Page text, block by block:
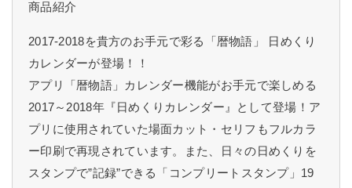
商品紹介
2017-2018を貴方のお手元で彩る「暦物語」 日めくり
カレンダーが登場！！
アプリ「暦物語」カレンダー機能がお手元で楽しめる
2017～2018年『日めくりカレンダー』として登場！ア
プリに使用されていた場面カット・セリフもフルカラ
ー印刷で再現されています。また、日々の日めくりを
スタンプで”記録”できる「コンプリートスタンプ」19